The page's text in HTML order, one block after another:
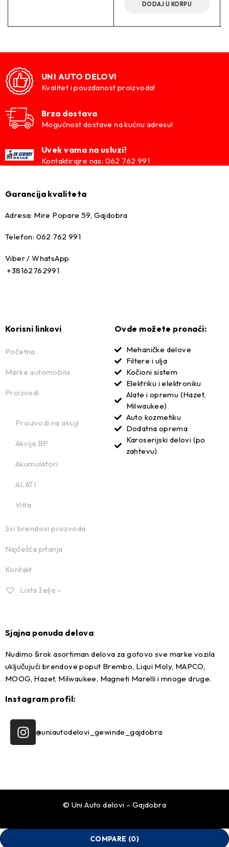
DODAJ U KORPU
UNI AUTO DELOVI
Kvalitet i pouzdanost proizvoda!
Brza dostava
Mogućnost dostave na kućnu adresu!
Uvek vama na usluzi!
Kontaktirajre nas: 062 762 991
Garancija kvaliteta
Adresa: Mire Popare 59, Gajdobra
Telefon: 062 762 991
Viber / WhatsApp
+38162762991
Korisni linkovi
Početna
Marke automobila
Proizvodi
Proizvodi na akciji
Akcija BP
Akumulatori
ALATI
Vitla
Svi brendovi prozvoda
Najčešća pitanja
Kontakt
Lista želja –
Ovde možete pronaći:
Mehaničke delove
Filtere i ulja
Kočioni sistem
Elektriku i elektroniku
Alate i opremu (Hazet,
Milwaukee)
Auto kozmetiku
Dodatna oprema
Karoserijski delovi (po
zahtevu)
Sjajna ponuda delova
Nudimo širok asortiman delova za gotovo sve marke vozila
uključujući brendove poput Brembo, Liqui Moly, MAPCO,
MOOG, Hazet, Milwaukee, Magneti Marelli i mnoge druge.
Instagram profil:
@uniautodelovi_gewinde_gajdobra
© Uni Auto delovi – Gajdobra
COMPARE (0)